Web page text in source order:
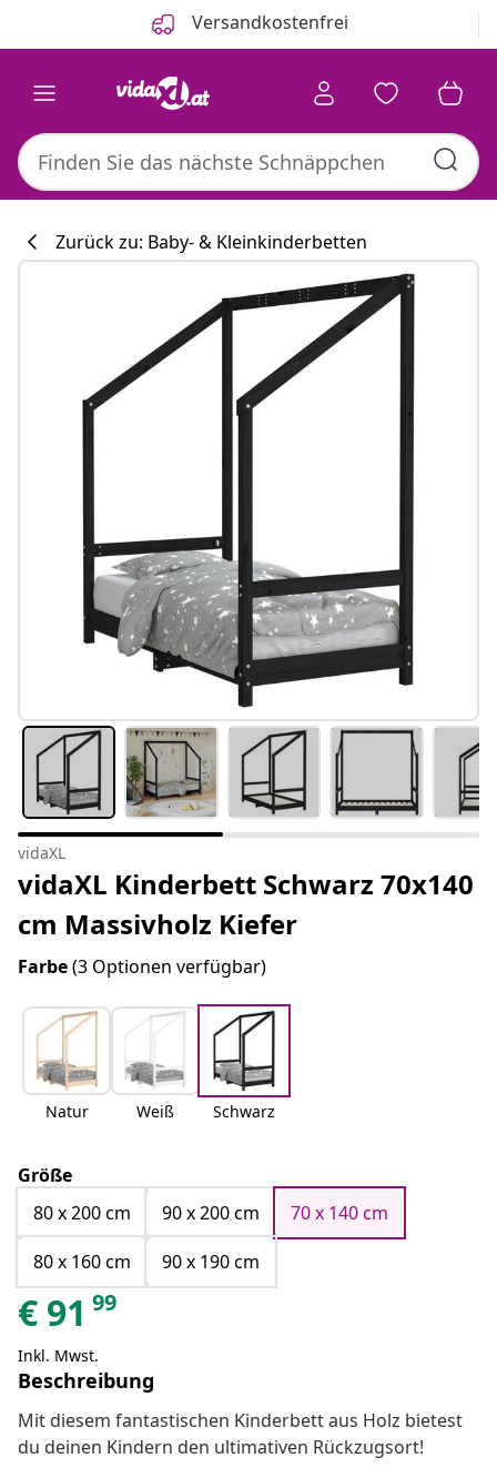
Versandkostenfrei
Zurück zu: Baby- & Kleinkinderbetten
vidaXL
vidaXL Kinderbett Schwarz 70x140
cm Massivholz Kiefer
Farbe(3 Optionen verfügbar)
Natur Weiß Schwarz
Größe
80 x 200 cm
90 x 200 cm
70 x 140 cm
80 x 160 cm
90 x 190 cm
€ 91 99
Inkl. Mwst.
Beschreibung
Mit diesem fantastischen Kinderbett aus Holz bietest
du deinen Kindern den ultimativen Rückzugsort!